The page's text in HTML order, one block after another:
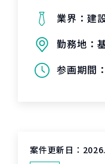
業界： 建
勤務地：
参画期間
案件更新日：